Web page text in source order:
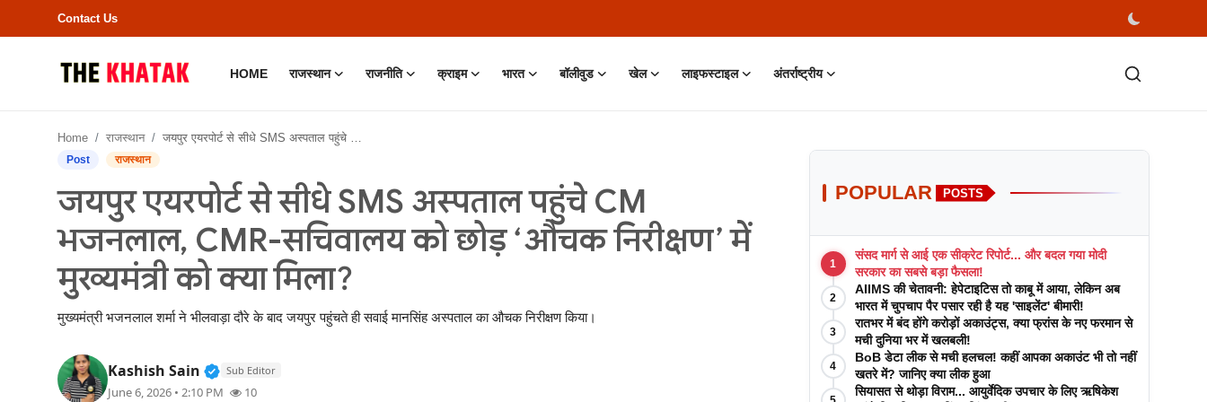
Contact Us
HOME राजस्थान राजनीति क्राइम भारत बॉलीवुड खेल लाइफस्टाइल अंतर्राष्ट्रीय
Contact Us
राजस्थान
राजनीति
बॉलीवुड
Home राजस्थान जयपुर एयरपोर्ट से सीधे SMS अस्पताल पहुंचे CM भजनलाल, CMR-सचिवालय को छोड़ ‘औचक निरीक्षण’ में मुख्यमंत्री को क्या मिला?
Post राजस्थान
जयपुर एयरपोर्ट से सीधे SMS अस्पताल पहुंचे CM
भजनलाल, CMR-सचिवालय को छोड़ ‘औचक निरीक्षण’ में
मुख्यमंत्री को क्या मिला?
मुख्यमंत्री भजनलाल शर्मा ने भीलवाड़ा दौरे के बाद जयपुर पहुंचते ही सवाई मानसिंह अस्पताल का औचक निरीक्षण किया।
Kashish Sain Verified Public Figure • 11 Jun, 2026
Sub Editor
June 6, 2026 • 2:10 PM 10
POPULAR POSTS
1
संसद मार्ग से आई एक सीक्रेट रिपोर्ट... और बदल गया मोदी
सरकार का सबसे बड़ा फैसला!
2
AIIMS की चेतावनी: हेपेटाइटिस तो काबू में आया, लेकिन अब
भारत में चुपचाप पैर पसार रही है यह 'साइलेंट' बीमारी!
3
रातभर में बंद होंगे करोड़ों अकाउंट्स, क्या फ्रांस के नए फरमान से
मची दुनिया भर में खलबली!
4
BoB डेटा लीक से मची हलचल! कहीं आपका अकाउंट भी तो नहीं
खतरे में? जानिए क्या लीक हुआ
सियासत से थोड़ा विराम... आयुर्वेदिक उपचार के लिए ऋषिकेश